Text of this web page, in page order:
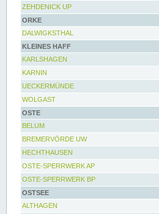
ZEHDENICK UP
ORKE
DALWIGKSTHAL
KLEINES HAFF
KARLSHAGEN
KARNIN
UECKERMÜNDE
WOLGAST
OSTE
BELUM
BREMERVÖRDE UW
HECHTHAUSEN
OSTE-SPERRWERK AP
OSTE-SPERRWERK BP
OSTSEE
ALTHAGEN